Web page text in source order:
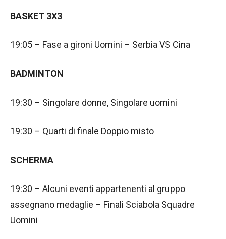
BASKET 3X3
19:05 – Fase a gironi Uomini – Serbia VS Cina
BADMINTON
19:30 – Singolare donne, Singolare uomini
19:30 – Quarti di finale Doppio misto
SCHERMA
19:30 – Alcuni eventi appartenenti al gruppo
assegnano medaglie – Finali Sciabola Squadre
Uomini